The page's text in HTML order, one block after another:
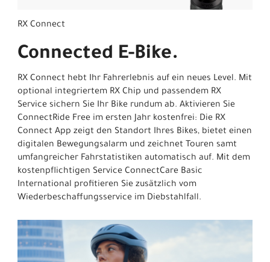
RX Connect
Connected E-Bike.
RX Connect hebt Ihr Fahrerlebnis auf ein neues Level. Mit
optional integriertem RX Chip und passendem RX
Service sichern Sie Ihr Bike rundum ab. Aktivieren Sie
ConnectRide Free im ersten Jahr kostenfrei: Die RX
Connect App zeigt den Standort Ihres Bikes, bietet einen
digitalen Bewegungsalarm und zeichnet Touren samt
umfangreicher Fahrstatistiken automatisch auf. Mit dem
kostenpflichtigen Service ConnectCare Basic
International profitieren Sie zusätzlich vom
Wiederbeschaffungsservice im Diebstahlfall.